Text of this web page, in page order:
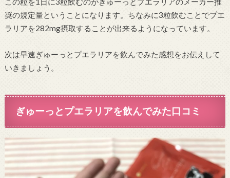
奨の規定量ということになります。ちなみに3粒飲むことでプエ
ラリアを282mg摂取することが出来るようになっています。
次は早速ぎゅーっとプエラリアを飲んでみた感想をお伝えして
いきましょう。
ぎゅーっとプエラリアを飲んでみた口コミ